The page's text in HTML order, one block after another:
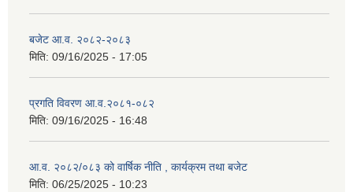
बजेट आ.व. २०८२-२०८३
मिति: 09/16/2025 - 17:05
प्रगति विवरण आ.व.२०८१-०८२
मिति: 09/16/2025 - 16:48
आ.व. २०८२/०८३ को वार्षिक नीति , कार्यक्रम तथा बजेट
मिति: 06/25/2025 - 10:23